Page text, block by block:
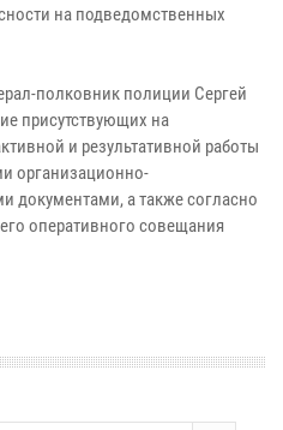
на подведомственных
полковник полиции Сергей
присутствующих на
и результативной работы
организационно-
а также согласно
оперативного совещания